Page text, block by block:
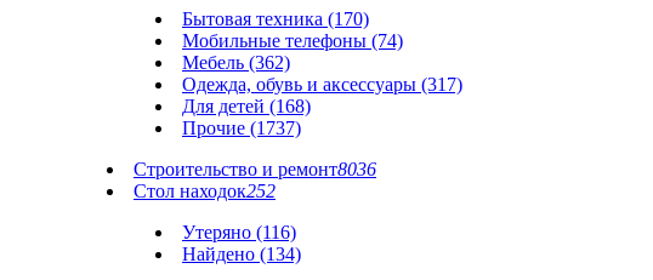
Бытовая техника (170)
Мобильные телефоны (74)
Мебель (362)
Одежда, обувь и аксессуары (317)
Для детей (168)
Прочие (1737)
Строительство и ремонт8036
Стол находок252
Утеряно (116)
Найдено (134)